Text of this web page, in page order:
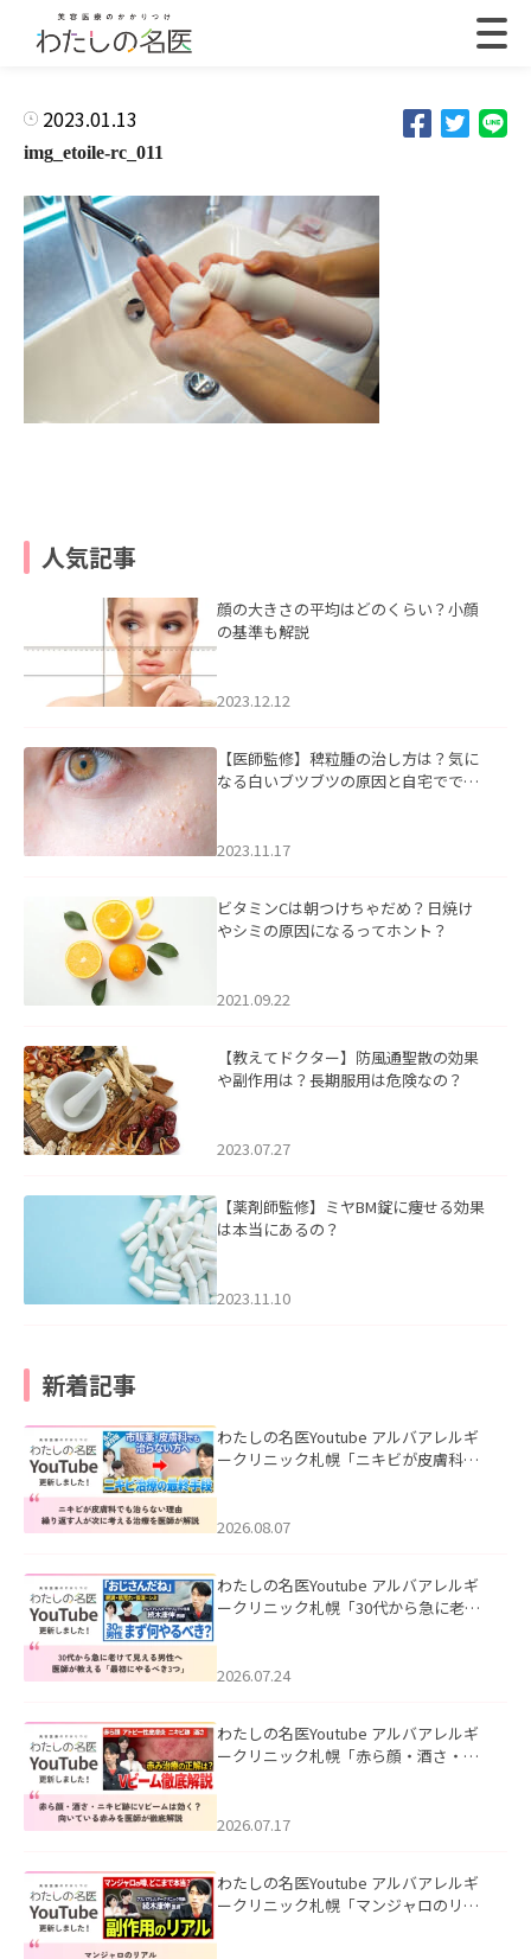
2023.01.13
img_etoile-rc_011
人気記事
顔の大きさの平均はどのくらい？小顔
の基準も解説
2023.12.12
【医師監修】稗粒腫の治し方は？気に
なる白いブツブツの原因と自宅ででき
2023.11.17
ビタミンCは朝つけちゃだめ？日焼け
やシミの原因になるってホント？
2021.09.22
【教えてドクター】防風通聖散の効果
や副作用は？長期服用は危険なの？
2023.07.27
【薬剤師監修】ミヤBM錠に痩せる効果
は本当にあるの？
2023.11.10
新着記事
わたしの名医Youtube アルバアレルギ
ークリニック札幌「ニキビが皮膚科で
ました。
2026.08.07
わたしの名医Youtube アルバアレルギ
ークリニック札幌「30代から急に老け
た。
2026.07.24
わたしの名医Youtube アルバアレルギ
ークリニック札幌「赤ら顔・酒さ・ニ
した。
2026.07.17
わたしの名医Youtube アルバアレルギ
ークリニック札幌「マンジャロのリア